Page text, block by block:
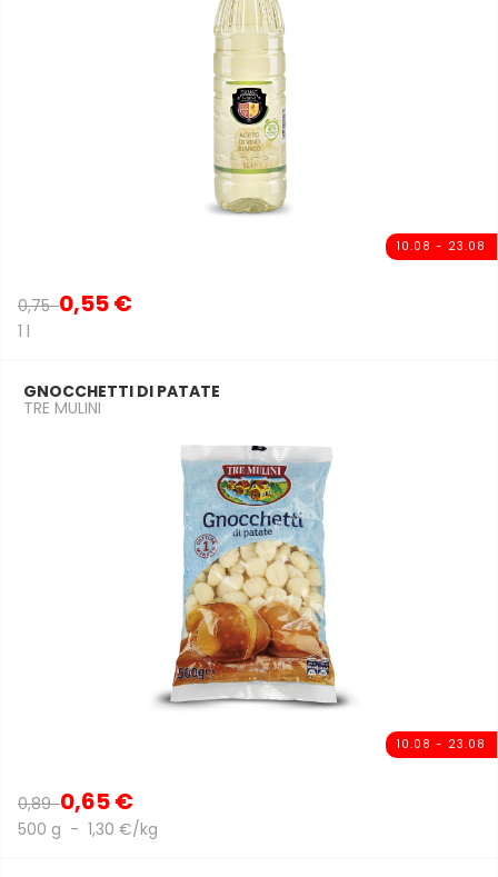
10.08 - 23.08
0,750,55 €
1 l
10.08 - 23.08
GNOCCHETTI DI PATATE
TRE MULINI
0,890,65 €
500 g - 1,30 €/kg